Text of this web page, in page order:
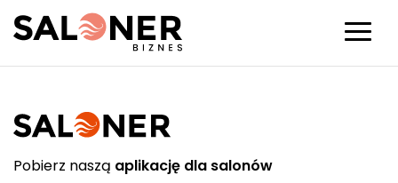
Pobierz naszą aplikację dla salonów